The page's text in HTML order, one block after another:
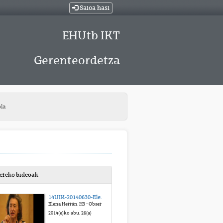
Saioa hasi
EHUtb IKT
Gerenteordetza
bideoak
14UIK-20140630-Elena Herrán-Metodología Observacional en la Escuela Infantil Pikler-Lóczy de Budapest
Elena Herrán, H3 - Observación sistemática de la educadora Pikler-Lóczy: “Cuando educar empieza por cuidar”
2014(e)ko abu. 26(a)